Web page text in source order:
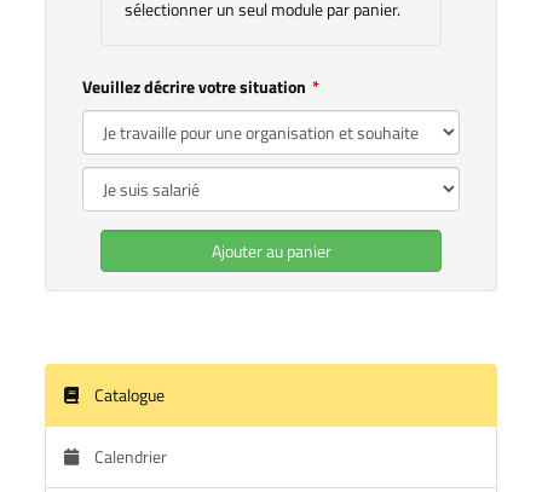
sélectionner un seul module par panier.
Veuillez décrire votre situation
Ajouter au panier
Catalogue
Calendrier